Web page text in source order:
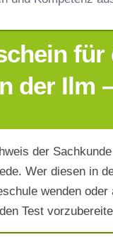
für
der Ilm
der
Wer diesen in
wenden
Test